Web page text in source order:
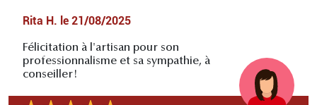
Rita H. le 21/08/2025
Félicitation à l'artisan pour son
professionnalisme et sa sympathie, à
conseiller!